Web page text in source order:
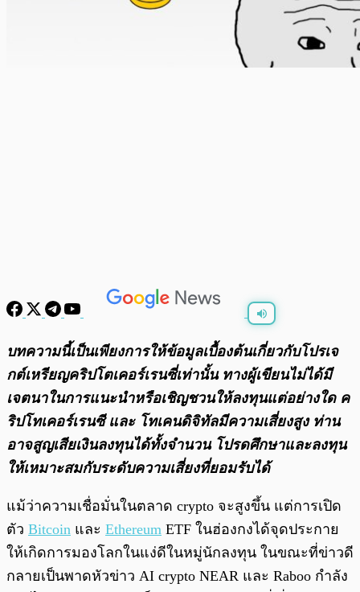
พร้อมเล่น 0:00/0:00
บทความนี้เป็นเพียงการให้ข้อมูลเบื้องต้นเกี่ยวกับโปรเจ
กต์เหรียญคริปโตเคอร์เรนซี่เท่านั้น ทางผู้เขียนไม่ได้มี
เจตนาในการแนะนำหรือเชิญชวนให้ลงทุนแต่อย่างใด ค
ริปโทเคอร์เรนซี และ โทเคนดิจิทัลมีความเสี่ยงสูง ท่าน
อาจสูญเสียเงินลงทุนได้ทั้งจํานวน โปรดศึกษาและลงทุน
ให้เหมาะสมกับระดับความเสี่ยงที่ยอมรับได้
แม้ว่าความเชื่อมั่นในตลาด crypto จะสูงขึ้น แต่การเปิด
ตัว Bitcoin และ Ethereum ETF ในฮ่องกงได้จุดประกาย
ให้เกิดการมองโลกในแง่ดีในหมู่นักลงทุน ในขณะที่ข่าวดี
กลายเป็นพาดหัวข่าว AI crypto NEAR และ Raboo กำลัง